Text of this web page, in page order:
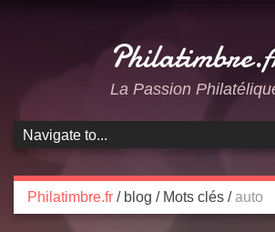
La Passion
Philatimbre.fr /blog / Mots clés / auto